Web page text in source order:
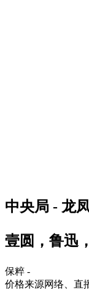
中央局 - 龙
壹圆，鲁迅
保粹 -
价格来源网络、直